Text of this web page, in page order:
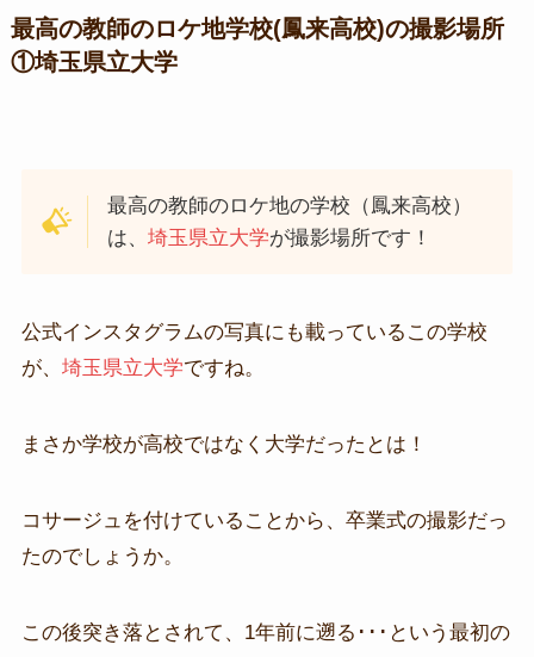
最高の教師のロケ地学校(鳳来高校)の撮影場所
①埼玉県立大学
最高の教師のロケ地の学校（鳳来高校）
は、埼玉県立大学が撮影場所です！
公式インスタグラムの写真にも載っているこの学校
が、 埼玉県立大学ですね。
まさか学校が高校ではなく大学だったとは！
コサージュを付けていることから、卒業式の撮影だっ
たのでしょうか。
この後突き落とされて、1年前に遡る･･･という最初の